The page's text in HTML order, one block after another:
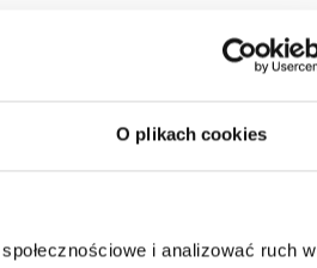
O plikach cookies
i analizować ruch w